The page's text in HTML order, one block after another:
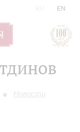
EN
Новости